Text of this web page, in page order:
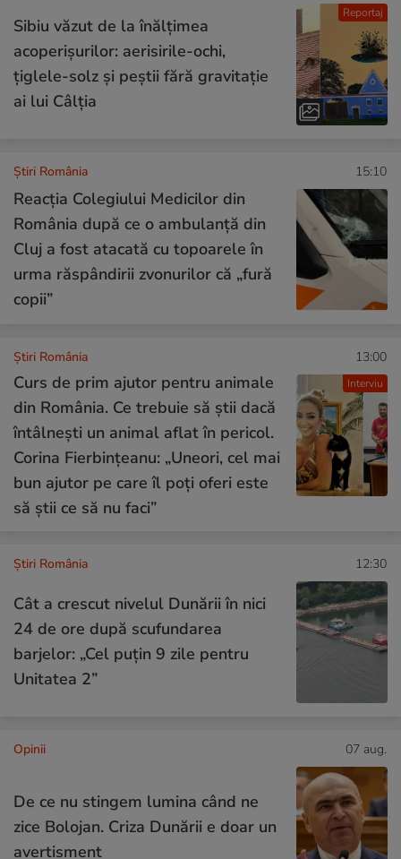
Reportaj
Sibiu văzut de la înălțimea
acoperișurilor: aerisirile-ochi,
țiglele-solz și peștii fără gravitație
ai lui Câlția
Știri România 15:10
Reacția Colegiului Medicilor din
România după ce o ambulanță din
Cluj a fost atacată cu topoarele în
urma răspândirii zvonurilor că „fură
copii”
Interviu
Știri România 13:00
Curs de prim ajutor pentru animale
din România. Ce trebuie să știi dacă
întâlnești un animal aflat în pericol.
Corina Fierbințeanu: „Uneori, cel mai
bun ajutor pe care îl poți oferi este
să știi ce să nu faci”
Știri România 12:30
Cât a crescut nivelul Dunării în nici
24 de ore după scufundarea
barjelor: „Cel puțin 9 zile pentru
Unitatea 2”
Opinii 07 aug.
De ce nu stingem lumina când ne
zice Bolojan. Criza Dunării e doar un
avertisment